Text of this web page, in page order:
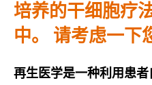
培养的干细胞疗
中。 请考虑一下
再生医学是一种利用患